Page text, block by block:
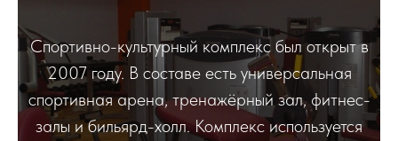
Спортивно-культурный комплекс был открыт в
2007 году. В составе есть универсальная
спортивная арена, тренажёрный зал, фитнес-
залы и бильярд-холл. Комплекс используется